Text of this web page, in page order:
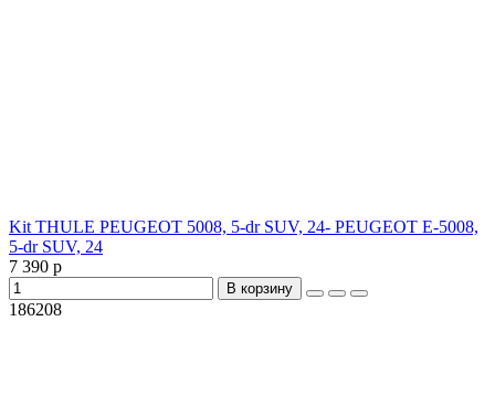
Kit THULE PEUGEOT 5008, 5-dr SUV, 24- PEUGEOT E-5008,
5-dr SUV, 24
7 390 р
В корзину
186208